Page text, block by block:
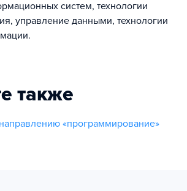
систем, технологии
управление данными, технологии
также
«программирование»